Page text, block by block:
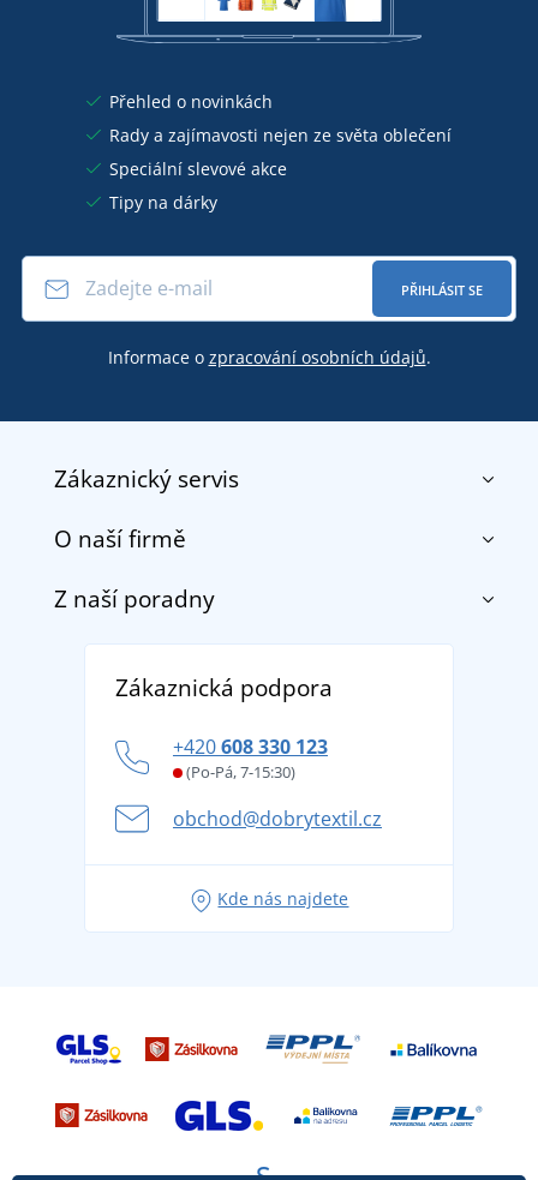
Přehled o novinkách
Rady a zajímavosti nejen ze světa oblečení
Speciální slevové akce
Tipy na dárky
PŘIHLÁSIT SE
Informace o zpracování osobních údajů.
Zákaznický servis
Kontakt
Doprava a platba
Vrácení zboží a reklamace
Potisk a výšivka
Věrnostní program BONTIS +
O naší firmě
O nás
Z naší poradny
tradicí od roku 1976
Letní dobrodružství začíná balením aneb připravte
se na dovolenou bez starostí
Tipy na svěží outfity pro pohodové léto
Zákaznická podpora
+420608 330 123
(Po-Pá, 7-15:30)
obchod@dobrytextil.cz
Kde nás najdete